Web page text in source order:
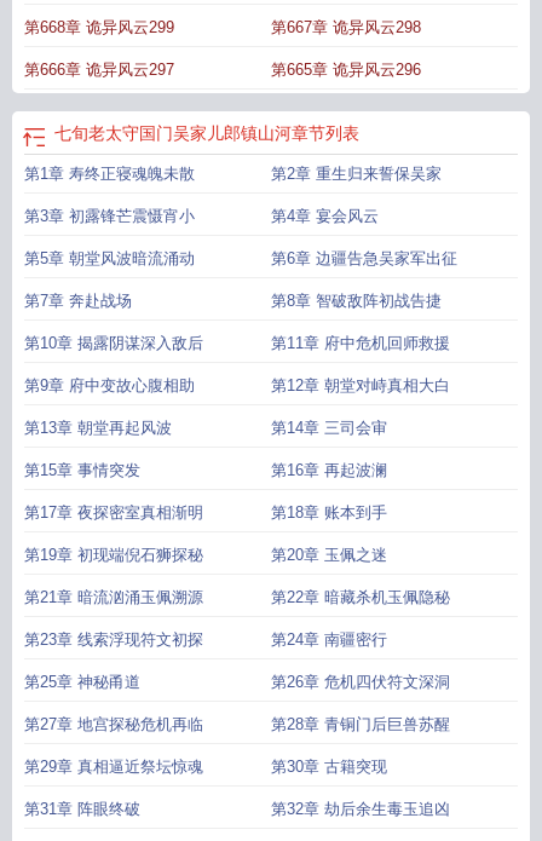
第668章 诡异风云299 第667章 诡异风云298
第666章 诡异风云297 第665章 诡异风云296
七旬老太守国门吴家儿郎镇山河章节列表
第1章 寿终正寝魂魄未散 第2章 重生归来誓保吴家
第3章 初露锋芒震慑宵小 第4章 宴会风云
第5章 朝堂风波暗流涌动 第6章 边疆告急吴家军出征
第7章 奔赴战场 第8章 智破敌阵初战告捷
第10章 揭露阴谋深入敌后 第11章 府中危机回师救援
第9章 府中变故心腹相助 第12章 朝堂对峙真相大白
第13章 朝堂再起风波 第14章 三司会审
第15章 事情突发 第16章 再起波澜
第17章 夜探密室真相渐明 第18章 账本到手
第19章 初现端倪石狮探秘 第20章 玉佩之迷
第21章 暗流汹涌玉佩溯源 第22章 暗藏杀机玉佩隐秘
第23章 线索浮现符文初探 第24章 南疆密行
第25章 神秘甬道 第26章 危机四伏符文深洞
第27章 地宫探秘危机再临 第28章 青铜门后巨兽苏醒
第29章 真相逼近祭坛惊魂 第30章 古籍突现
第31章 阵眼终破 第32章 劫后余生毒玉追凶